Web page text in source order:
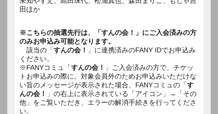
田ほか
※こちらの抽選先行は、「すんの会！」にご入会済みの方
のみお申込み可能となります。
該当の「すんの会！
」に連携済みのFANY IDでお申込み
ください。
※FANYコミュ「すんの会！
」ご入会済みの方で、チケッ
トお申込みの際に、対象会員外のためお申込みいただけな
い旨のメッセージが表示された場合、FANYコミュの「す
んの会！
」の右上に表示されている「アイコン」→「その
他」をご覧いただき、エラーの解消手続きを行ってくださ
い。